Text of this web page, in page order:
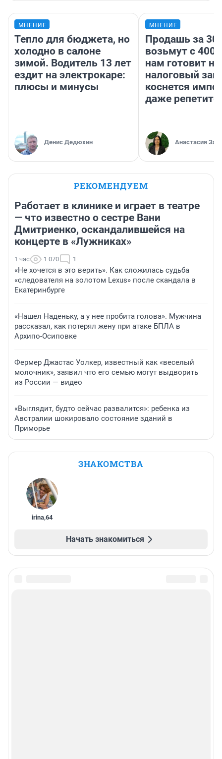
МНЕНИЕ
Тепло для бюджета, но
холодно в салоне
зимой. Водитель 13 лет
ездит на электрокаре:
плюсы и минусы
Денис Дедюхин
МНЕНИЕ
Продашь за
возьмут с
нам готовит
налоговый
коснется
даже
Анастасия
РЕКОМЕНДУЕМ
Работает в клинике и играет в театре
— что известно о сестре Вани
Дмитриенко, оскандалившейся на
концерте в «Лужниках»
1 час 1 070 1
«Не хочется в это верить». Как сложилась судьба
«следователя на золотом Lexus» после скандала в
Екатеринбурге
«Нашел Наденьку, а у нее пробита голова». Мужчина
рассказал, как потерял жену при атаке БПЛА в
Архипо-Осиповке
Фермер Джастас Уолкер, известный как «веселый
молочник», заявил что его семью могут выдворить
из России — видео
«Выглядит, будто сейчас развалится»: ребенка из
Австралии шокировало состояние зданий в
Приморье
ЗНАКОМСТВА
irina,64
Начать знакомиться